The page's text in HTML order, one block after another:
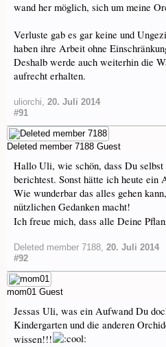
wand her möglich, sich um meine
Verluste gab es gar keine und
haben ihre Arbeit ohne
Deshalb werde auch weiterhin die
aufrecht erhalten.
uliorchi, 20. Juli 2014
#91
Deleted member 7188 Guest
Hallo Uli, wie schön, dass Du
berichtest. Sonst hätte ich heute ein
Wie wunderbar das alles gehen
nützlichen Gedanken macht!
Ich freue mich, dass alle Deine
Deleted member 7188, 20. Juli 2014
#92
mom01 Guest
Jessas Uli, was ein Aufwand Du
Kindergarten und die anderen
wissen!!!